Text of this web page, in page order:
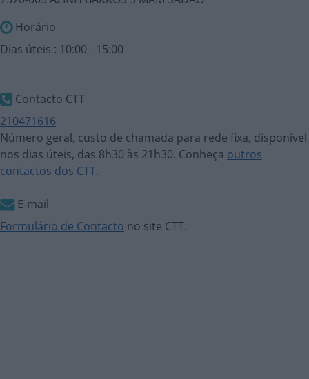
Horário
Dias úteis : 10:00 - 15:00
Contacto CTT
210471616
Número geral, custo de chamada para rede fixa, disponível
nos dias úteis, das 8h30 às 21h30. Conheça outros
contactos dos CTT.
E-mail
Formulário de Contacto no site CTT.